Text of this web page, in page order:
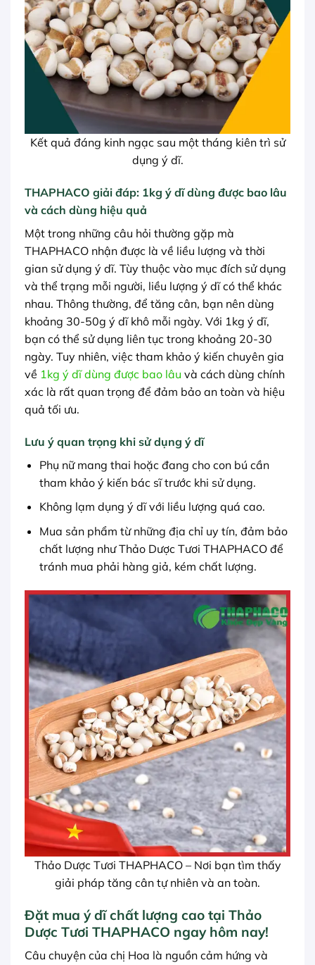
Kết quả đáng kinh ngạc sau một tháng kiên trì sử
dụng ý dĩ.
THAPHACO giải đáp: 1kg ý dĩ dùng được bao lâu
và cách dùng hiệu quả
Một trong những câu hỏi thường gặp mà
THAPHACO nhận được là về liều lượng và thời
gian sử dụng ý dĩ. Tùy thuộc vào mục đích sử dụng
và thể trạng mỗi người, liều lượng ý dĩ có thể khác
nhau. Thông thường, để tăng cân, bạn nên dùng
khoảng 30-50g ý dĩ khô mỗi ngày. Với 1kg ý dĩ,
bạn có thể sử dụng liên tục trong khoảng 20-30
ngày. Tuy nhiên, việc tham khảo ý kiến chuyên gia
về 1kg ý dĩ dùng được bao lâu và cách dùng chính
xác là rất quan trọng để đảm bảo an toàn và hiệu
quả tối ưu.
Lưu ý quan trọng khi sử dụng ý dĩ
Phụ nữ mang thai hoặc đang cho con bú cần
tham khảo ý kiến bác sĩ trước khi sử dụng.
Không lạm dụng ý dĩ với liều lượng quá cao.
Mua sản phẩm từ những địa chỉ uy tín, đảm bảo
chất lượng như Thảo Dược Tươi THAPHACO để
tránh mua phải hàng giả, kém chất lượng.
Thảo Dược Tươi THAPHACO – Nơi bạn tìm thấy
giải pháp tăng cân tự nhiên và an toàn.
Đặt mua ý dĩ chất lượng cao tại Thảo
Dược Tươi THAPHACO ngay hôm nay!
Câu chuyện của chị Hoa là nguồn cảm hứng và